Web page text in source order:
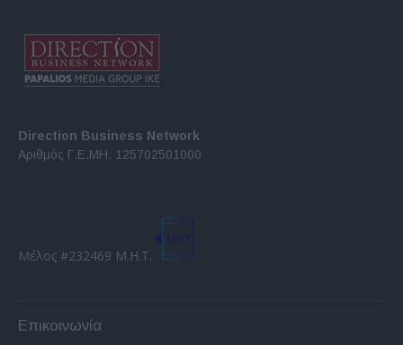
Direction Business Network
Αριθμός Γ.Ε.ΜΗ. 125702501000
Μέλος #232469 Μ.Η.Τ.
Επικοινωνία